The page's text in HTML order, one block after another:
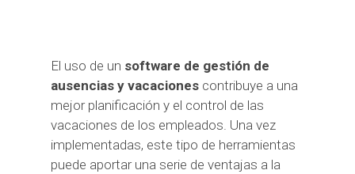
El uso de un software de gestión de
ausencias y vacaciones contribuye a una
mejor planificación y el control de las
vacaciones de los empleados. Una vez
implementadas, este tipo de herramientas
puede aportar una serie de ventajas a la